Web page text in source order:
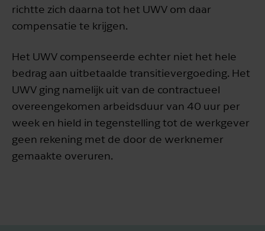
richtte zich daarna tot het UWV om daar
compensatie te krijgen.
Het UWV compenseerde echter niet het hele
bedrag aan uitbetaalde transitievergoeding. Het
UWV ging namelijk uit van de contractueel
overeengekomen arbeidsduur van 40 uur per
week en hield in tegenstelling tot de werkgever
geen rekening met de door de werknemer
gemaakte overuren.